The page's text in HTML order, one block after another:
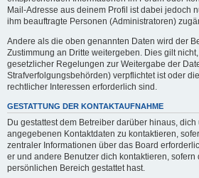
Mail-Adresse aus deinem Profil ist dabei jedoch
ihm beauftragte Personen (Administratoren)
Andere als die oben genannten Daten wird der
Zustimmung an Dritte weitergeben. Dies gilt
gesetzlicher Regelungen zur Weitergabe der
Strafverfolgungsbehörden) verpflichtet ist oder
rechtlicher Interessen erforderlich sind.
GESTATTUNG DER KONTAKTAUFNAHME
Du gestattest dem Betreiber darüber hinaus,
angegebenen Kontaktdaten zu kontaktieren,
zentraler Informationen über das Board
er und andere Benutzer dich kontaktieren, sofern
persönlichen Bereich gestattet hast.